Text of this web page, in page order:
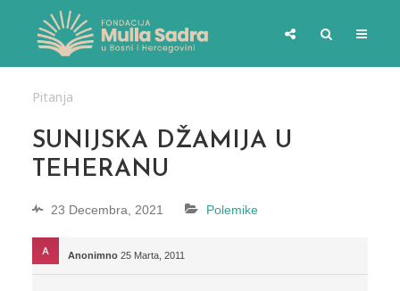
Pitanja
SUNIJSKA DŽAMIJA U
TEHERANU
23 Decembra, 2021 Polemike
Anonimno 25 Marta, 2011